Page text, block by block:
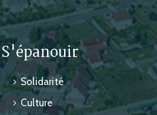
S'épanouir
Solidarité
Culture